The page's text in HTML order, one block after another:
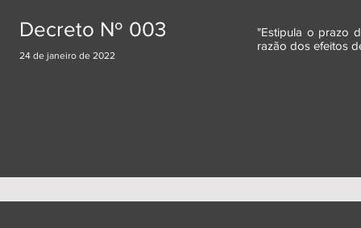
Decreto Nº 003
24 de janeiro de 2022
"Estipula o prazo
razão dos efeitos